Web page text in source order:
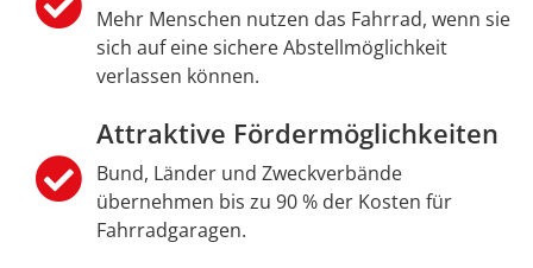
Mehr Menschen nutzen das Fahrrad, wenn sie
sich auf eine sichere Abstellmöglichkeit
verlassen können.
Attraktive Fördermöglichkeiten
Bund, Länder und Zweckverbände
übernehmen bis zu 90 % der Kosten für
Fahrradgaragen.